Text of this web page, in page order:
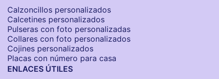
Calzoncillos personalizados​
Calcetines personalizados
Pulseras con foto personalizadas
Collares con foto personalizados
Cojines personalizados
Placas con número para casa
ENLACES ÚTILES